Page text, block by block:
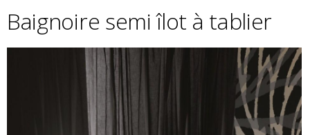
Baignoire semi îlot à tablier